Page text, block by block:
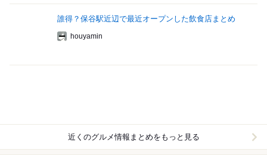
誰得？保谷駅近辺で最近オープンした飲食店まとめ
houyamin
近くのグルメ情報まとめをもっと見る